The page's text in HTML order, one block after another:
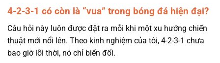
4-2-3-1 có còn là “vua” trong bóng đá hiện đại?
Câu hỏi này luôn được đặt ra mỗi khi một xu hướng chiến
thuật mới nổi lên. Theo kinh nghiệm của tôi, 4-2-3-1 chưa
bao giờ lỗi thời, nó chỉ biến đổi.